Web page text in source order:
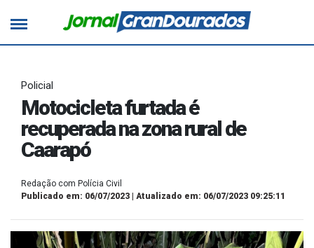
Policial
Motocicleta furtada é
recuperada na zona rural de
Caarapó
Redação com Polícia Civil
Publicado em: 06/07/2023 | Atualizado em: 06/07/2023 09:25:11